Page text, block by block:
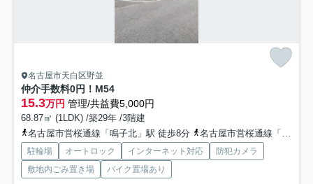
名古屋市天白区野並
仲介手数料0円！M54
15.3万円 管理/共益費5,000円
68.87㎡ (1LDK) /築29年 /3階建
名古屋市営桜通線「鳴子北」駅 徒歩8分
名古屋市営桜通線「野並」駅 徒歩10分
駐輪場 オートロック インターネット対応
防犯カメラ
敷地内ごみ置き場
バイク置場あり